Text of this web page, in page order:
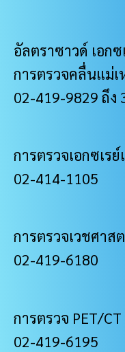
อัลตราซาวด์ เอก
การตรวจคลื่นแม่
02-419-9829 ถึง
การตรวจเอกซเรย์
02-414-1105
การตรวจเวชศาส
02-419-6180
การตรวจ PET/CT
02-419-6195